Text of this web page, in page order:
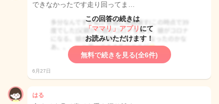
できなかったです走り回ってま…
この回答の続きは
「ママリ」アプリ にて
お読みいただけます！
無料で続きを見る(全6件)
6月27日
はる